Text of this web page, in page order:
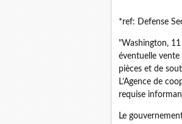
*ref: Defense
"Washington,
éventuelle vente
pièces et de
L’Agence de
requise
Le